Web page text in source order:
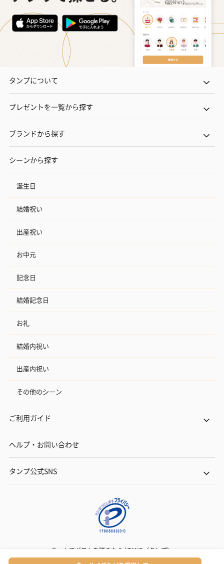
タンプについて
プレゼントを一覧から探す
ブランドから探す
シーンから探す
誕生日
結婚祝い
出産祝い
お中元
記念日
結婚記念日
お礼
結婚内祝い
出産内祝い
その他のシーン
ご利用ガイド
ヘルプ・お問い合わせ
タンプ公式SNS
ネットでギフトを贈るなら | TANP（タンプ）